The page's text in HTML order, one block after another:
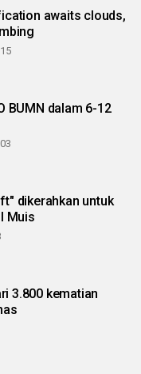
awaits clouds,
BUMN dalam 6-12
dikerahkan untuk
Muis
3.800 kematian